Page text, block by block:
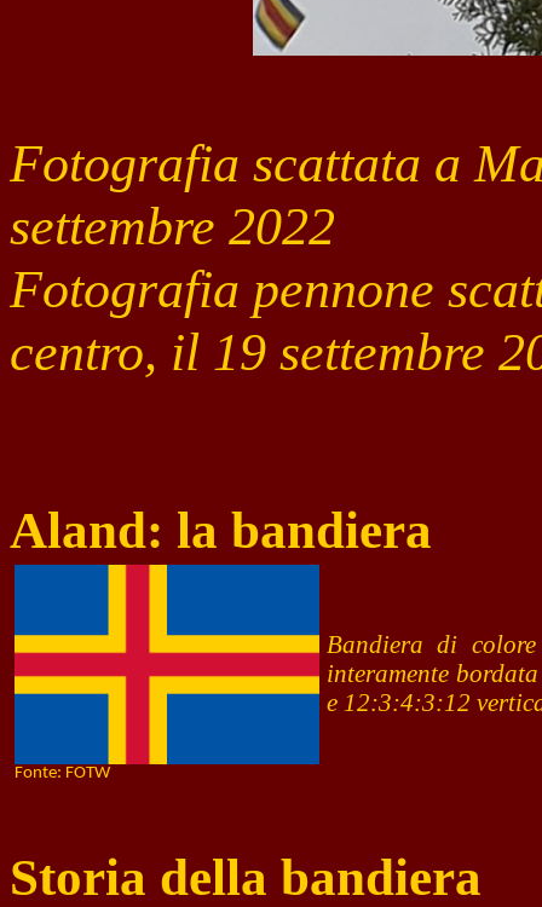
Fotografia scattata a
settembre 2022
Fotografia pennone
centro, il 19 settembre
Aland: la bandiera
Fonte: FOTW
Bandiera di
interamente
e 12:3:4:3:12
Storia della bandiera